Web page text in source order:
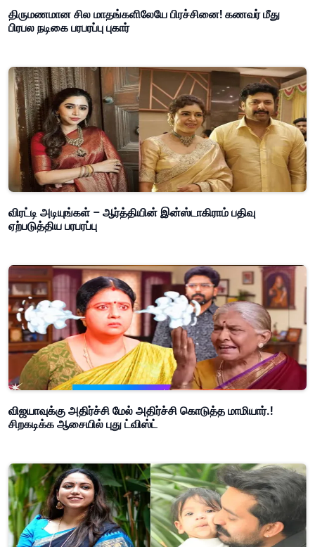
திருமணமான சில மாதங்களிலேயே பிரச்சினை! கணவர் மீது
பிரபல நடிகை பரபரப்பு புகார்
விரட்டி அடியுங்கள் – ஆர்த்தியின் இன்ஸ்டாகிராம் பதிவு
ஏற்படுத்திய பரபரப்பு
விஜயாவுக்கு அதிர்ச்சி மேல் அதிர்ச்சி கொடுத்த மாமியார்.!
சிறகடிக்க ஆசையில் புது ட்விஸ்ட்